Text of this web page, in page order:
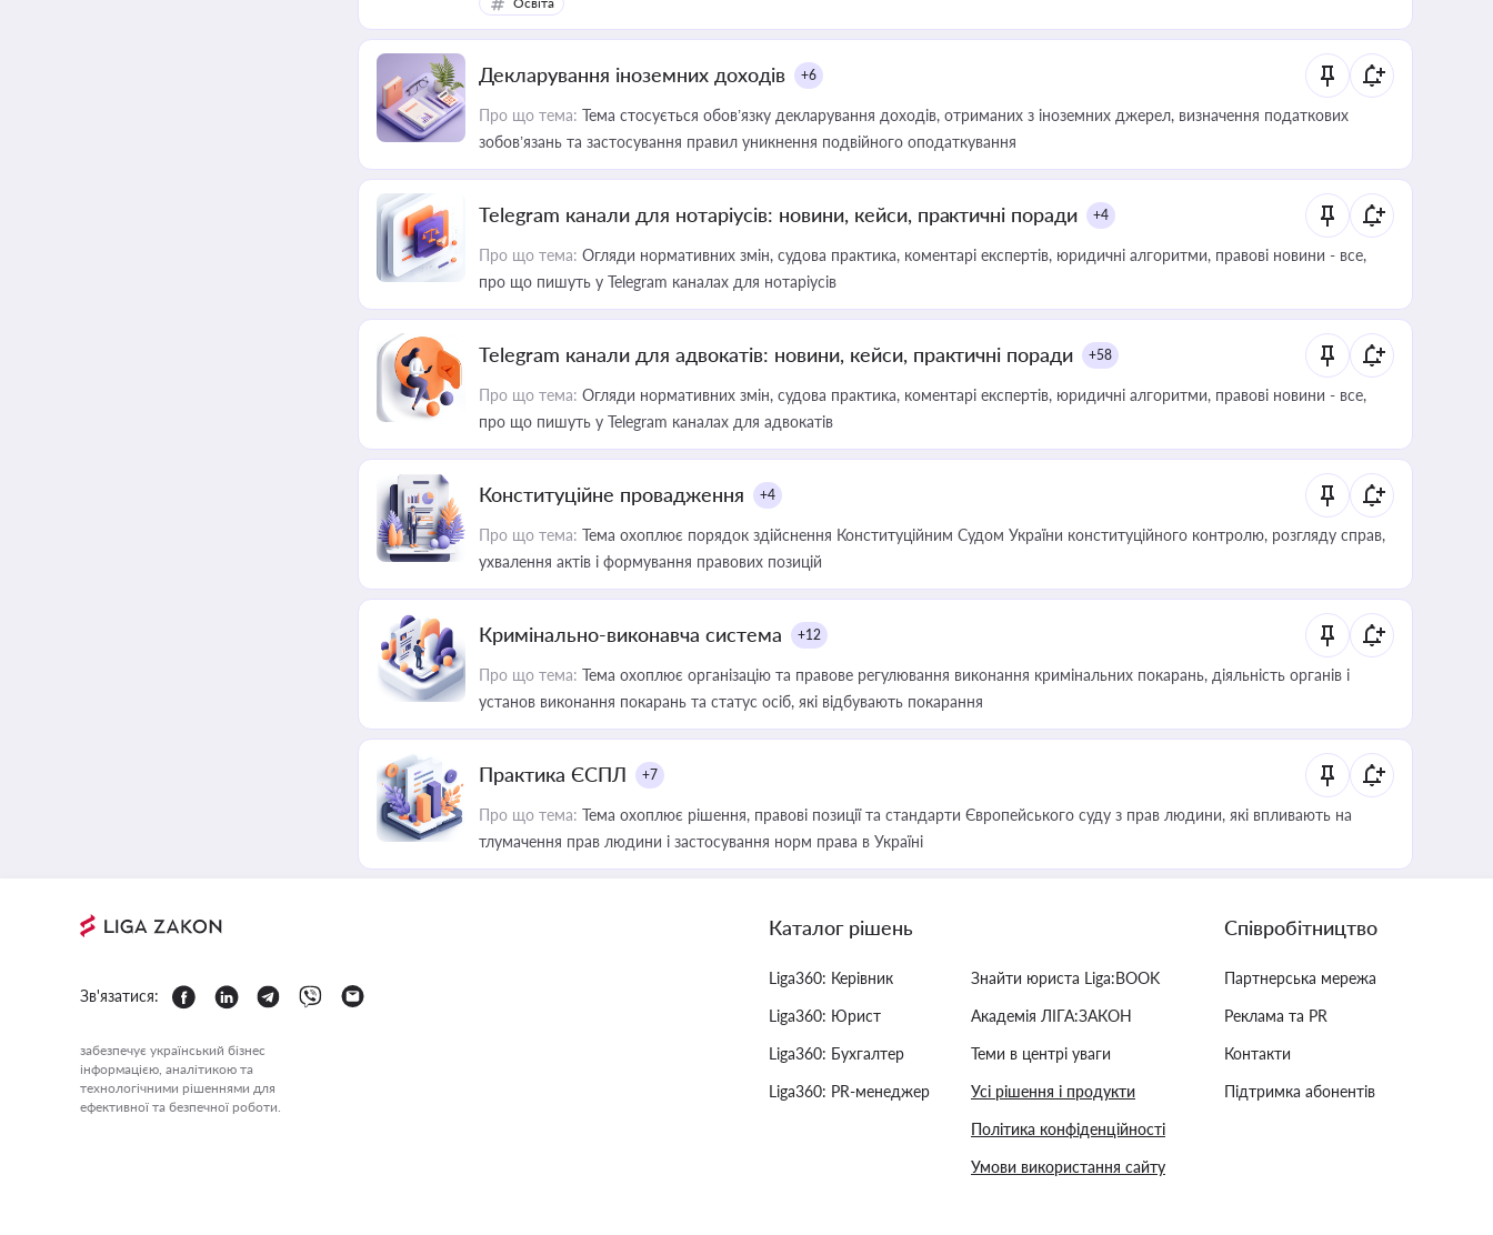
Декларування іноземних доходів +6
Про що тема: Тема стосується обов’язку декларування доходів, отриманих з іноземних джерел, визначення податкових
зобов’язань та застосування правил уникнення подвійного оподаткування
Telegram канали для нотаріусів: новини, кейси, практичні поради +4
Про що тема: Огляди нормативних змін, судова практика, коментарі експертів, юридичні алгоритми, правові новини - все,
про що пишуть у Telegram каналах для нотаріусів
Telegram канали для адвокатів: новини, кейси, практичні поради +58
Про що тема: Огляди нормативних змін, судова практика, коментарі експертів, юридичні алгоритми, правові новини - все,
про що пишуть у Telegram каналах для адвокатів
Конституційне провадження +4
Про що тема: Тема охоплює порядок здійснення Конституційним Судом України конституційного контролю, розгляду справ,
ухвалення актів і формування правових позицій
Кримінально-виконавча система +12
Про що тема: Тема охоплює організацію та правове регулювання виконання кримінальних покарань, діяльність органів і
установ виконання покарань та статус осіб, які відбувають покарання
Практика ЄСПЛ +7
Про що тема: Тема охоплює рішення, правові позиції та стандарти Європейського суду з прав людини, які впливають на
тлумачення прав людини і застосування норм права в Україні
Зв'язатися:
забезпечує український бізнес
інформацією, аналітикою та
технологічними рішеннями для
ефективної та безпечної роботи.
Каталог рішень
Liga360: Керівник
Liga360: Юрист
Liga360: Бухгалтер
Liga360: PR-менеджер
Знайти юриста Liga:BOOK
Академія ЛІГА:ЗАКОН
Теми в центрі уваги
Усі рішення і продукти
Політика конфіденційності
Умови використання сайту
Співробітництво
Партнерська мережа
Реклама та PR
Контакти
Підтримка абонентів